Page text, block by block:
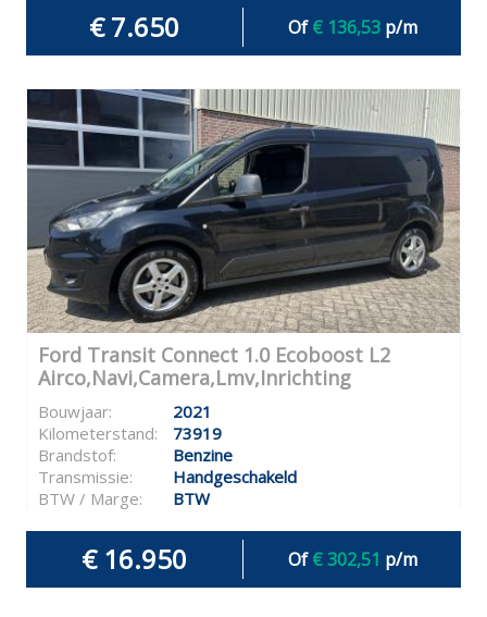
€ 7.650 Of€ 136,53p/m
Ford Transit Connect 1.0 Ecoboost L2
Airco,Navi,Camera,Lmv,Inrichting
Bouwjaar:
2021
Kilometerstand:
73919
Brandstof:
Benzine
Transmissie:
Handgeschakeld
BTW / Marge:
BTW
€ 16.950 Of€ 302,51 p/m